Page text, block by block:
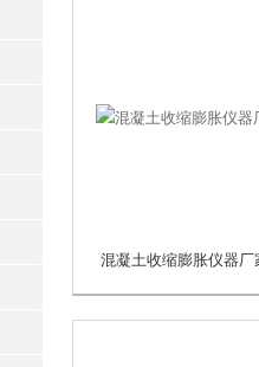
混凝土收缩膨胀仪器厂